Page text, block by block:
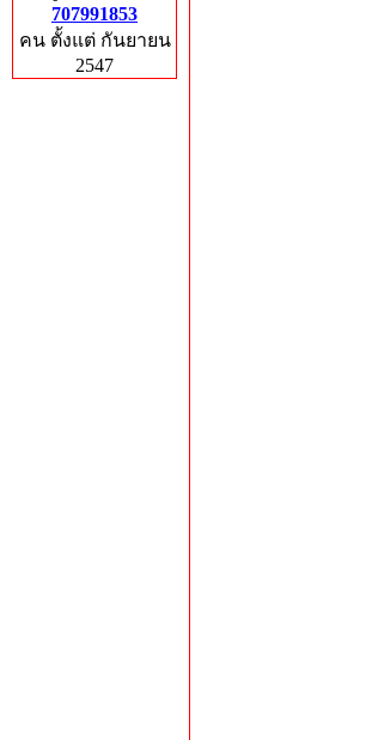
707991853
คน ตั้งแต่ กันยายน
2547